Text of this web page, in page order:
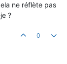
ne réflète pas
?
0